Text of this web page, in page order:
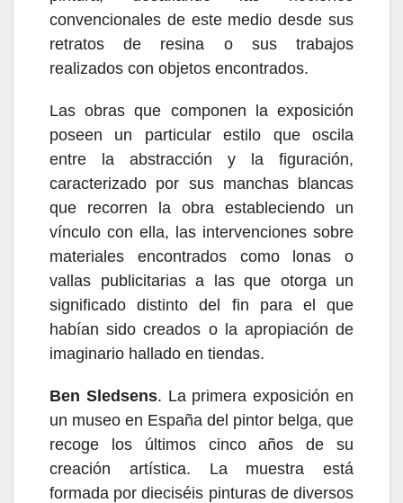
convencionales de este medio desde sus
retratos de resina o sus trabajos
realizados con objetos encontrados.
Las obras que componen la exposición
poseen un particular estilo que oscila
entre la abstracción y la figuración,
caracterizado por sus manchas blancas
que recorren la obra estableciendo un
vínculo con ella, las intervenciones sobre
materiales encontrados como lonas o
vallas publicitarias a las que otorga un
significado distinto del fin para el que
habían sido creados o la apropiación de
imaginario hallado en tiendas.
Ben Sledsens. La primera exposición en
un museo en España del pintor belga, que
recoge los últimos cinco años de su
creación artística. La muestra está
formada por dieciséis pinturas de diversos